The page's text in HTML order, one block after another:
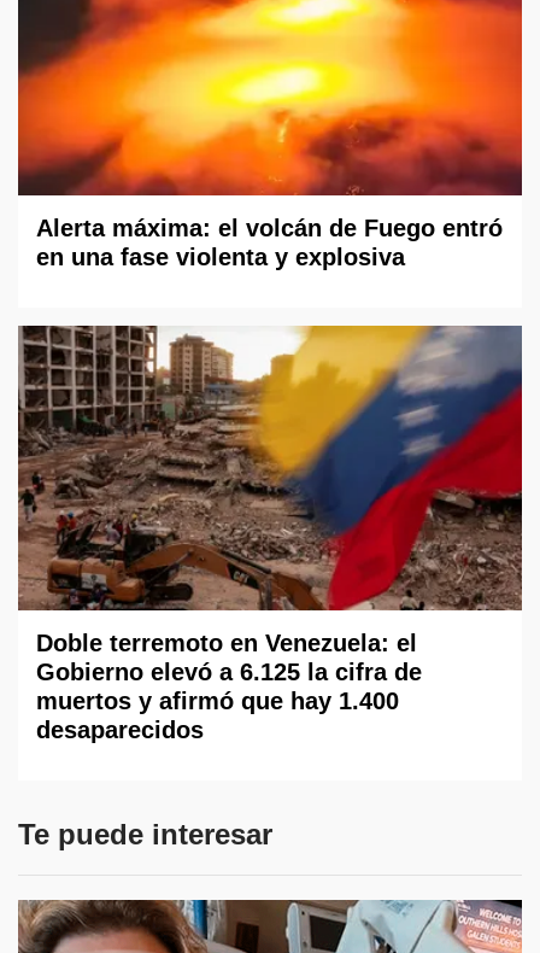
Alerta máxima: el volcán de Fuego entró
en una fase violenta y explosiva
Doble terremoto en Venezuela: el
Gobierno elevó a 6.125 la cifra de
muertos y afirmó que hay 1.400
desaparecidos
Te puede interesar